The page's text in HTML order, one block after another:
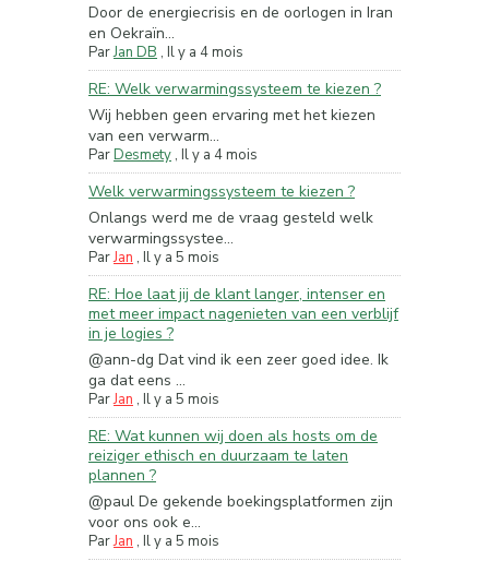
Door de energiecrisis en de oorlogen in Iran
en Oekraïn...
ParJan DB , Il y a 4 mois
RE: Welk verwarmingssysteem te kiezen ?
Wij hebben geen ervaring met het kiezen
van een verwarm...
ParDesmety , Il y a 4 mois
Welk verwarmingssysteem te kiezen ?
Onlangs werd me de vraag gesteld welk
verwarmingssystee...
ParJan , Il y a 5 mois
RE: Hoe laat jij de klant langer, intenser en
met meer impact nagenieten van een verblijf
in je logies ?
@ann-dg Dat vind ik een zeer goed idee. Ik
ga dat eens ...
ParJan , Il y a 5 mois
RE: Wat kunnen wij doen als hosts om de
reiziger ethisch en duurzaam te laten
plannen ?
@paul De gekende boekingsplatformen zijn
voor ons ook e...
ParJan , Il y a 5 mois